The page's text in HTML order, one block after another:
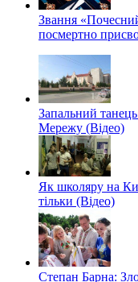
Звання
посмертно
Запальний
Мережу (Відео)
Як школяру на
тільки (Відео)
Степан Барна: